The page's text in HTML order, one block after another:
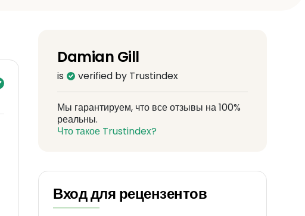
Damian Gill
is verified by Trustindex
Мы гарантируем, что все отзывы на 100%
реальны.
Что такое Trustindex?
Вход для рецензентов